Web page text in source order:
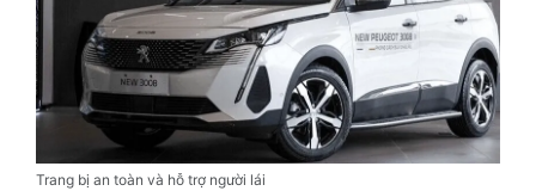
Trang bị an toàn và hỗ trợ người lái